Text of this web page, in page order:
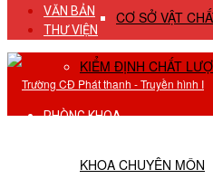
CƠ SỞ VẬT
KIỂM ĐỊNH CHẤT
PHÒNG KHOA
KHOA CHUYÊN MÔN
VĂN BẢN
THƯ VIỆN